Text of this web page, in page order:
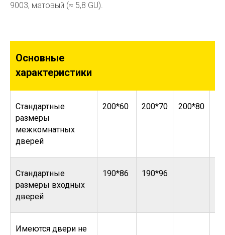
9003, матовый (≈ 5,8 GU).
Основные
характеристики
Стандартные
размеры
межкомнатных
дверей
200*60 200*70 200*80
Стандартные
размеры входных
дверей
190*86 190*96
Имеются двери не